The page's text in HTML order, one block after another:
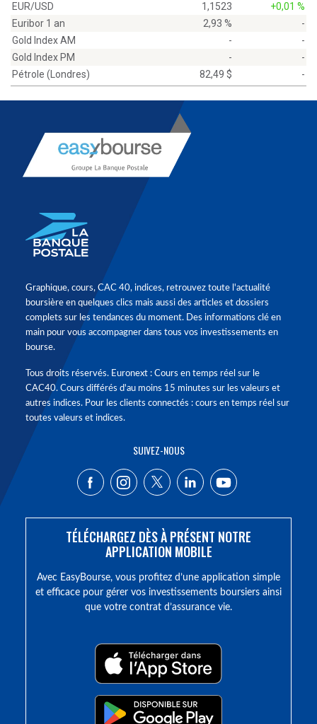
EUR/USD 1,1523
+0,01 %
Euribor 1 an
2,93 %
-
Gold Index AM
-
-
Gold Index PM
-
-
Pétrole (Londres)
82,49 $ -
Graphique, cours, CAC 40, indices, retrouvez toute l'actualité
boursière en quelques clics mais aussi des articles et dossiers
complets sur les tendances du moment. Des informations clé en
main pour vous accompagner dans tous vos investissements en
bourse.
Tous droits réservés. Euronext : Cours en temps réel sur le
CAC40. Cours différés d'au moins 15 minutes sur les valeurs et
autres indices. Pour les clients connectés : cours en temps réel sur
toutes valeurs et indices.
SUIVEZ-NOUS
TÉLÉCHARGEZ DÈS À PRÉSENT NOTRE
APPLICATION MOBILE
Avec EasyBourse, vous profitez d’une application simple
et efficace pour gérer vos investissements boursiers ainsi
que votre contrat d’assurance vie.